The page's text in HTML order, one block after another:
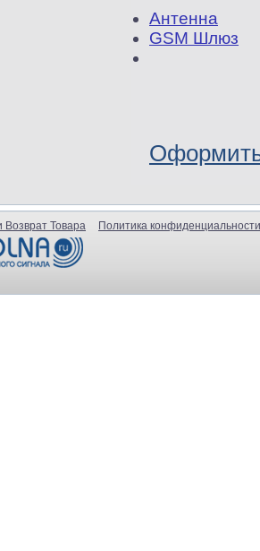
Антенна
GSM Шлюз
Возврат Товара Политика